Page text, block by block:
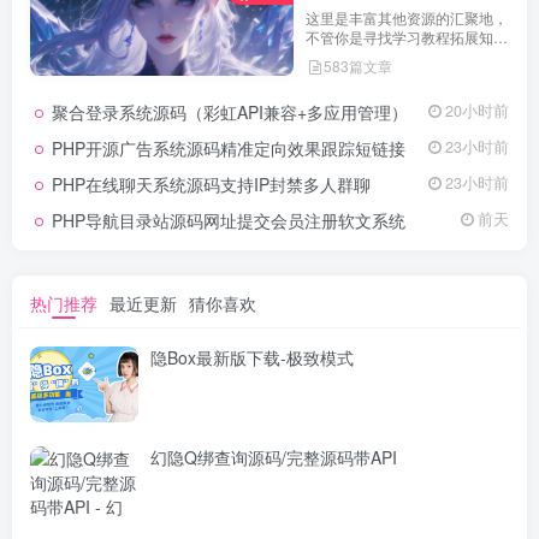
这里是丰富其他资源的汇聚地，
不管你是寻找学习教程拓展知
识，还是搜集各类素材激发创作
灵感，亦或是查询专业数据辅助
源定期更新、分类清晰、下载便
务，快来探索发现所需资源！
583篇文章
聚合登录系统源码（彩虹API兼容+多应用管理） 20小时前
PHP开源广告系统源码精准定向效果跟踪短链接 23小时前
PHP在线聊天系统源码支持IP封禁多人群聊 23小时前
PHP导航目录站源码网址提交会员注册软文系统 前天
热门推荐 最近更新 猜你喜欢
隐Box最新版下载-极致模式
幻隐Q绑查询源码/完整源码带API